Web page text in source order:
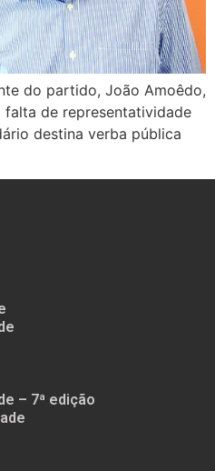
do partido, João Amoêdo,
de representatividade
destina verba pública
– 7ª edição